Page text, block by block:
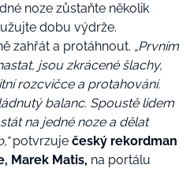
noze zůstaňte několik
dobu výdrže.
zahřát a protáhnout. „Prvním
jsou zkrácené šlachy,
rozcvičce a protahování.
balanc. Spoustě lidem
na jedné noze a dělat
potvrzuje český rekordman
Marek Matis, na portálu